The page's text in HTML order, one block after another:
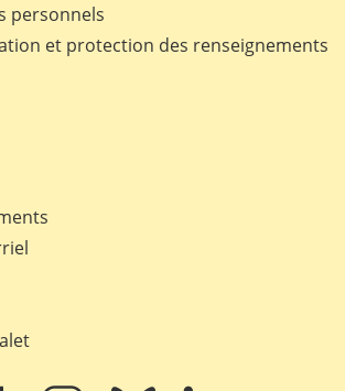
personnels
et protection des renseignements